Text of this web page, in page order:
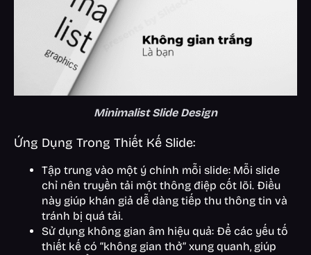
Minimalist Slide Design
Ứng Dụng Trong Thiết Kế Slide:
Tập trung vào một ý chính mỗi slide: Mỗi slide
chỉ nên truyền tải một thông điệp cốt lõi. Điều
này giúp khán giả dễ dàng tiếp thu thông tin và
tránh bị quá tải.
Sử dụng không gian âm hiệu quả: Để các yếu tố
thiết kế có “không gian thở” xung quanh, giúp